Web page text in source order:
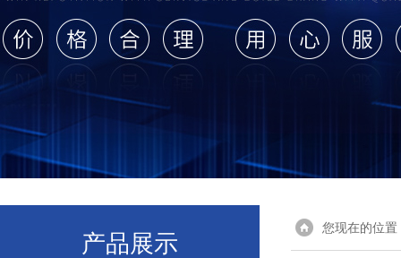
产品展示
您现在的位置